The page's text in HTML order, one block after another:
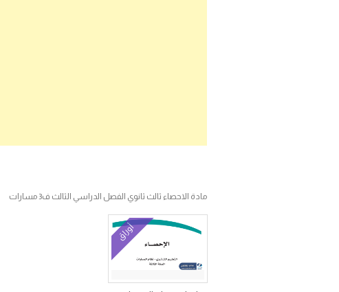
مادة الاحصاء ثالث ثانوي الفصل الدراسي الثالث ف3 مسارات
أوراق